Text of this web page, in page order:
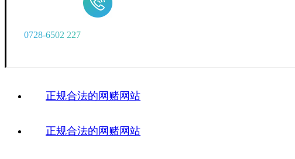
0728-6502 227
正规合法的网赌网站
正规合法的网赌网站